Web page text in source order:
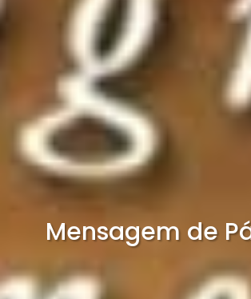
Mensagem de